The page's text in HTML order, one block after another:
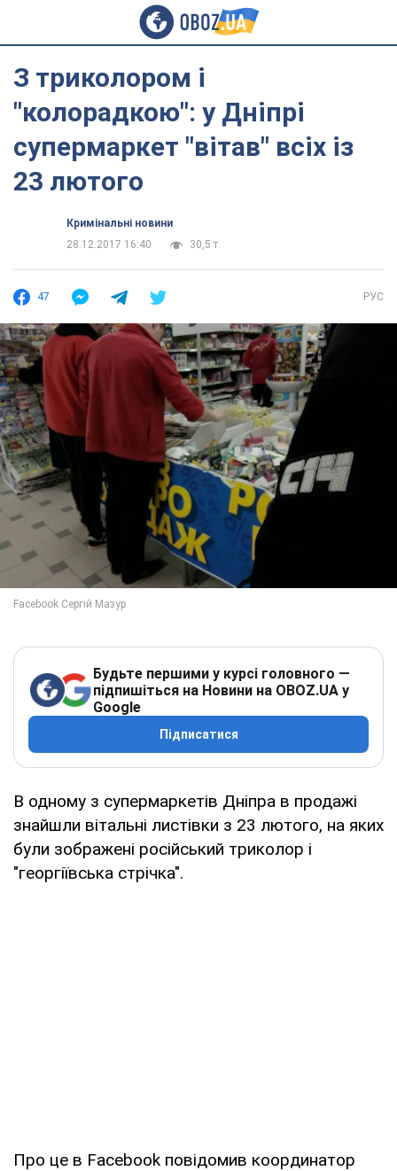
З триколором і
"колорадкою": у Дніпрі
супермаркет "вітав" всіх із
23 лютого
Кримінальні новини
28.12.2017 16:40
30,5 т.
47 РУС
Будьте першими у курсі головного —
підпишіться на Новини на OBOZ.UA у
Google
Підписатися
В одному з супермаркетів Дніпра в продажі
знайшли вітальні листівки з 23 лютого, на яких
були зображені російський триколор і
"георгіївська стрічка".
Про це в Facebook повідомив координатор